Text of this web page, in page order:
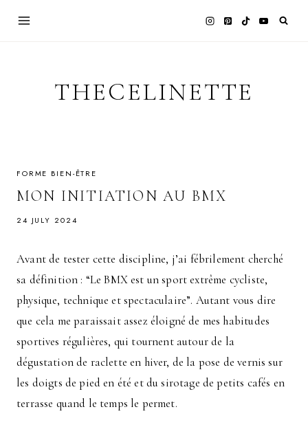
THECELINETTE
FORME BIEN-ÊTRE
MON INITIATION AU BMX
24 JULY 2024
Avant de tester cette discipline, j’ai fébrilement cherché
sa définition : “Le BMX est un sport extrême cycliste,
physique, technique et spectaculaire”. Autant vous dire
que cela me paraissait assez éloigné de mes habitudes
sportives régulières, qui tournent autour de la
dégustation de raclette en hiver, de la pose de vernis sur
les doigts de pied en été et du sirotage de petits cafés en
terrasse quand le temps le permet.